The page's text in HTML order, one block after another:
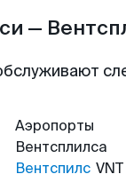
—
Аэропорты
Вентсплилса
Вентспилс VNT